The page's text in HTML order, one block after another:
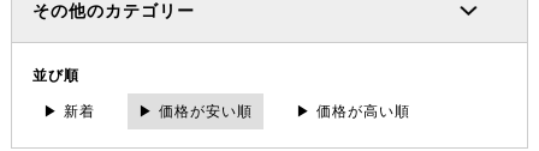
その他のカテゴリー
並び順
▶ 新着 ▶ 価格が安い順 ▶ 価格が高い順